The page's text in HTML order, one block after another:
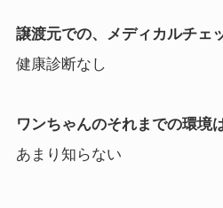
譲渡元での、メディカルチェ
健康診断なし
ワンちゃんのそれまでの環境
あまり知らない